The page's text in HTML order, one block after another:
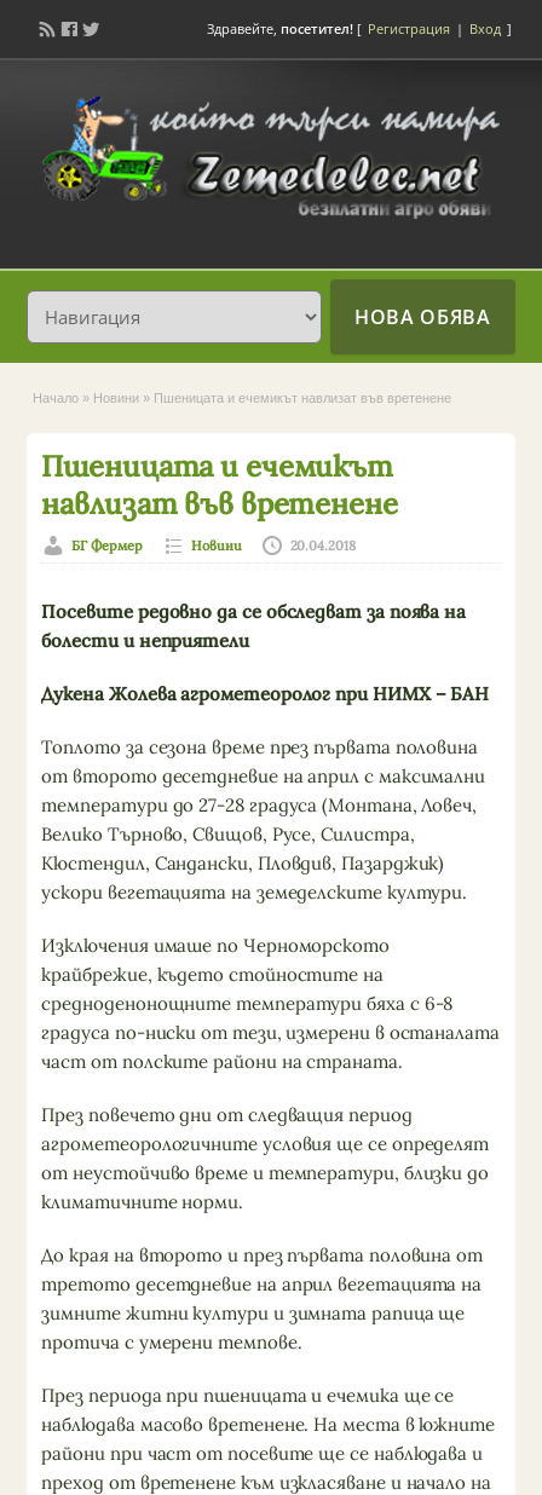
Здравейте, посетител! [ Регистрация | Вход ]
НОВА ОБЯВА
Начало » Новини » Пшеницата и ечемикът навлизат във вретенене
Пшеницата и ечемикът
навлизат във вретенене
БГ Фермер Новини 20.04.2018
Посевите редовно да се обследват за поява на
болести и неприятели
Дукена Жолеваагрометеорологпри НИМХ – БАН
Топлото за сезона време през първата половина
от второто десетдневие на април с максимални
температури до 27-28 градуса (Монтана, Ловеч,
Велико Търново, Свищов, Русе, Силистра,
Кюстендил, Сандански, Пловдив, Пазарджик)
ускори вегетацията на земеделските култури.
Изключения имаше по Черноморското
крайбрежие, където стойностите на
средноденонощните температури бяха с 6-8
градуса по-ниски от тези, измерени в останалата
част от полските райони на страната.
През повечето дни от следващия период
агрометеорологичните условия ще се определят
от неустойчиво време и температури, близки до
климатичните норми.
До края на второто и през първата половина от
третото десетдневие на април вегетацията на
зимните житни култури и зимната рапица ще
протича с умерени темпове.
През периода при пшеницата и ечемика ще се
наблюдава масово вретенене. На места в южните
райони при част от посевите ще се наблюдава и
преход от вретенене към изкласяване и начало на